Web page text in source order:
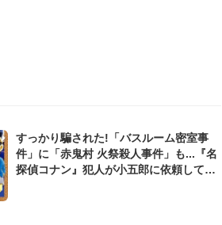
すっかり騙された!「バスルーム密室事
件」に「赤鬼村 火祭殺人事件」も...『名
探偵コナン』犯人が小五郎に依頼してき